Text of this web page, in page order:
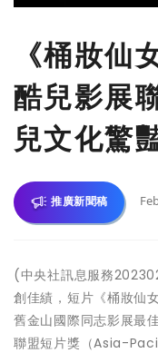
《桶妝仙
酷兒影展
兒文化驚
推廣新聞稿
(中央社訊息服務
創佳績，短片《桶妝仙
舊金山國際同志影展最
聯盟短片獎（Asia-